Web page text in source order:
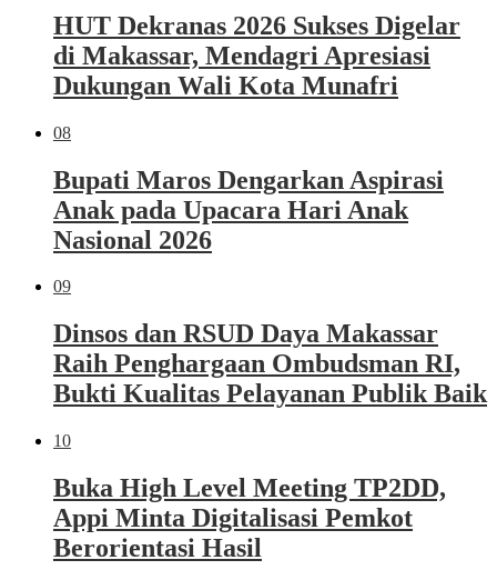
HUT Dekranas 2026 Sukses Digelar
di Makassar, Mendagri Apresiasi
Dukungan Wali Kota Munafri
08
Bupati Maros Dengarkan Aspirasi
Anak pada Upacara Hari Anak
Nasional 2026
09
Dinsos dan RSUD Daya Makassar
Raih Penghargaan Ombudsman RI,
Bukti Kualitas Pelayanan Publik Baik
10
Buka High Level Meeting TP2DD,
Appi Minta Digitalisasi Pemkot
Berorientasi Hasil